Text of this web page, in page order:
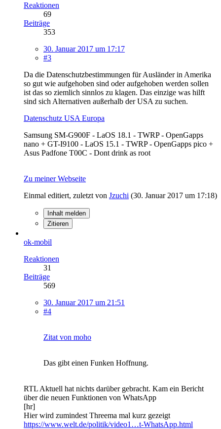
Reaktionen
69
Beiträge
353
30. Januar 2017 um 17:17
#3
Da die Datenschutzbestimmungen für Ausländer in Amerika
so gut wie aufgehoben sind oder aufgehoben werden sollen
ist das so ziemlich sinnlos zu klagen. Das einzige was hilft
sind sich Alternativen außerhalb der USA zu suchen.
Datenschutz USA Europa
Samsung SM-G900F - LaOS 18.1 - TWRP - OpenGapps
nano + GT-I9100 - LaOS 15.1 - TWRP - OpenGapps pico +
Asus Padfone T00C - Dont drink as root
Zu meiner Webseite
Einmal editiert, zuletzt von Jzuchi (30. Januar 2017 um 17:18)
Inhalt melden
Zitieren
ok-mobil
Reaktionen
31
Beiträge
569
30. Januar 2017 um 21:51
#4
Zitat von moho
Das gibt einen Funken Hoffnung.
RTL Aktuell hat nichts darüber gebracht. Kam ein Bericht
über die neuen Funktionen von WhatsApp
[hr]
Hier wird zumindest Threema mal kurz gezeigt
https://www.welt.de/politik/video1…t-WhatsApp.html